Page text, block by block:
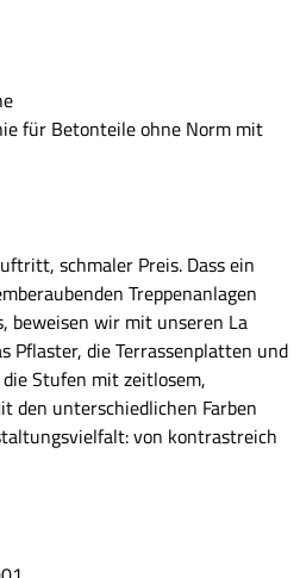
für Betonteile ohne Norm mit
schmaler Preis. Dass ein
Treppenanlagen
beweisen wir mit unseren La
Pflaster, die Terrassenplatten und
Stufen mit zeitlosem,
den unterschiedlichen Farben
von kontrastreich